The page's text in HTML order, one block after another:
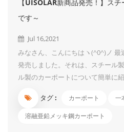
【UISOLAR新商品発売！】ス
です～
Jul 16,2021
みなさん、こんにちはヽ(^0^)ノ
発売しました。それは、スチール
ル製のカーポートについて簡単に
者にも楽に駐車できます。 2.最大
4 mまで設計できます。 3.二重カ
タグ : カーポート 一
溶融亜鉛メッキ鋼カーポート